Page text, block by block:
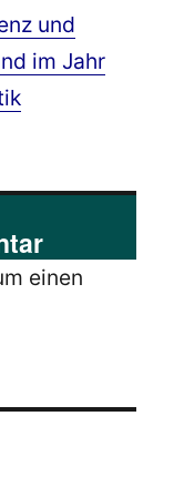
und
im Jahr
einen